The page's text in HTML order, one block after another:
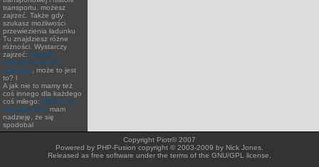
transportu, możesz
zajrzeć. Także gdy
szukasz możliwości
przewiezienia ładunku
Tu znajdziesz różne
różności. Wystarczy
zajrzeć: zawsze
ładunki,transport i
spedycja , może to jest
to? l
A jak nie to mamy też
coś innego dla każdego
coś miłego: MES to po
angirlsku FEA mam
nadzieję, że się
spodobal
Copyright Piotr© 2007
Powered by PHP-Fusion copyright © 2003-2009 by Nick Jones.
Released as free software under the terms of the GNU/GPL license.